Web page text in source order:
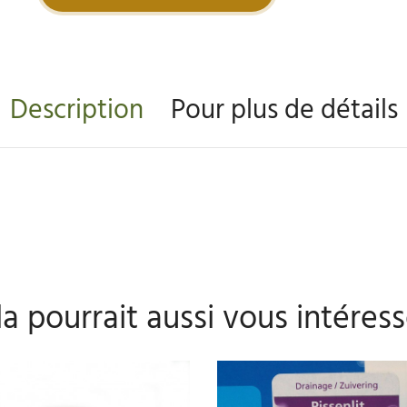
Description Pour plus de détails
pourrait aussi vous